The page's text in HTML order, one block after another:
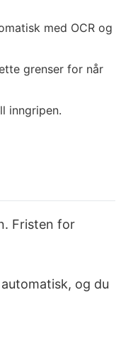
med OCR og
grenser for når
inngripen.
Fristen for
og du